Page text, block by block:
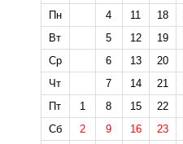
Пн
4 11 18
Вт
5 12 19
Ср
6 13 20
Чт
7 14 21
Пт
1 8 15 22
Сб
2 9 16 23